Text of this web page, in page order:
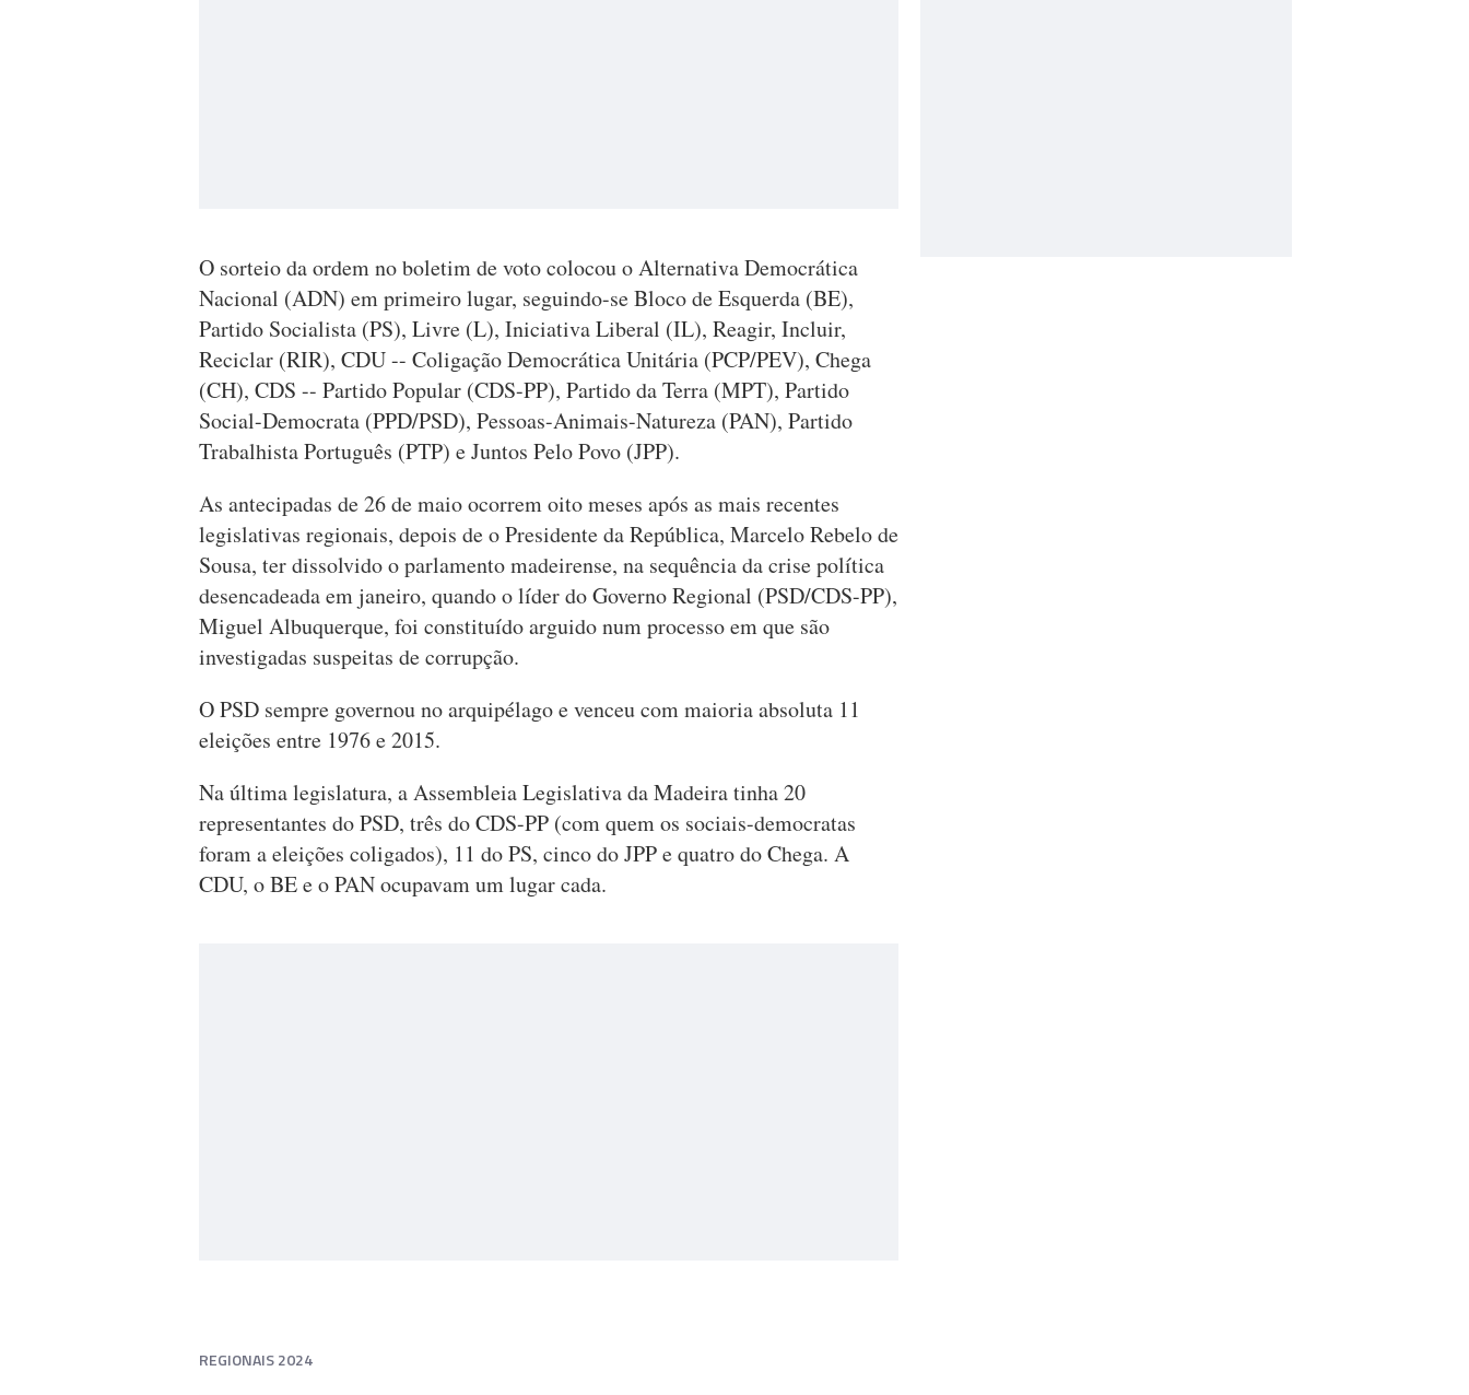
O sorteio da ordem no boletim de voto colocou o Alternativa Democrática
Nacional (ADN) em primeiro lugar, seguindo-se Bloco de Esquerda (BE),
Partido Socialista (PS), Livre (L), Iniciativa Liberal (IL), Reagir, Incluir,
Reciclar (RIR), CDU -- Coligação Democrática Unitária (PCP/PEV), Chega
(CH), CDS -- Partido Popular (CDS-PP), Partido da Terra (MPT), Partido
Social-Democrata (PPD/PSD), Pessoas-Animais-Natureza (PAN), Partido
Trabalhista Português (PTP) e Juntos Pelo Povo (JPP).
As antecipadas de 26 de maio ocorrem oito meses após as mais recentes
legislativas regionais, depois de o Presidente da República, Marcelo Rebelo de
Sousa, ter dissolvido o parlamento madeirense, na sequência da crise política
desencadeada em janeiro, quando o líder do Governo Regional (PSD/CDS-PP),
Miguel Albuquerque, foi constituído arguido num processo em que são
investigadas suspeitas de corrupção.
O PSD sempre governou no arquipélago e venceu com maioria absoluta 11
eleições entre 1976 e 2015.
Na última legislatura, a Assembleia Legislativa da Madeira tinha 20
representantes do PSD, três do CDS-PP (com quem os sociais-democratas
foram a eleições coligados), 11 do PS, cinco do JPP e quatro do Chega. A
CDU, o BE e o PAN ocupavam um lugar cada.
REGIONAIS 2024